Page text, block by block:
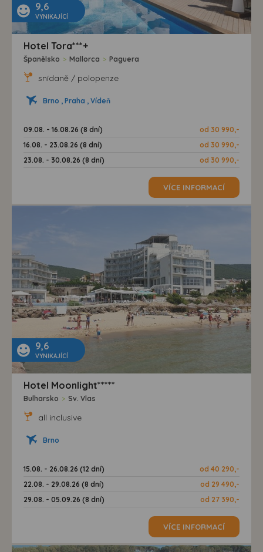
9,6
VYNIKAJÍCÍ
Hotel Tora***+
Španělsko > Mallorca > Paguera
snídaně / polopenze
Brno , Praha , Vídeň
09.08. - 16.08.26 (8 dní)
od 30 990,-
16.08. - 23.08.26 (8 dní)
od 30 990,-
23.08. - 30.08.26 (8 dní)
od 30 990,-
VÍCE INFORMACÍ
9,6
VYNIKAJÍCÍ
Hotel Moonlight*****
Bulharsko > Sv. Vlas
all inclusive
Brno
15.08. - 26.08.26 (12 dní)
od 40 290,-
22.08. - 29.08.26 (8 dní)
od 29 490,-
29.08. - 05.09.26 (8 dní)
od 27 390,-
VÍCE INFORMACÍ